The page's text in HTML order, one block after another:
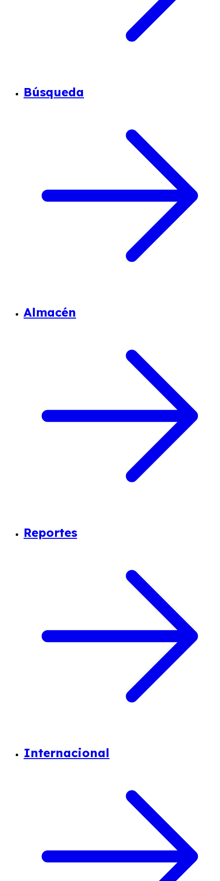
Búsqueda
Almacén
Reportes
Internacional